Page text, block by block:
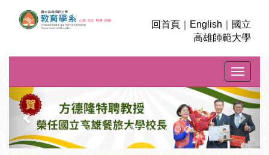
回首頁 English
國立
高雄師範大學
Toggle
上
一
則
下
一
則